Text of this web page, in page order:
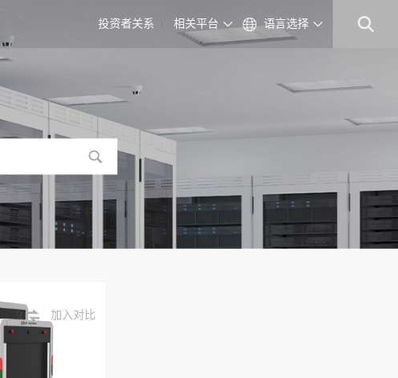
语言选择
相关平台
投资者关系
加入对比